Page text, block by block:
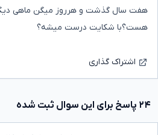
هفت سال گذشت و هرروز میگن ماهی
هست؟با شکایت درست میشه؟
اشتراک گذاری
۲۴ پاسخ برای این سوال ثبت شده